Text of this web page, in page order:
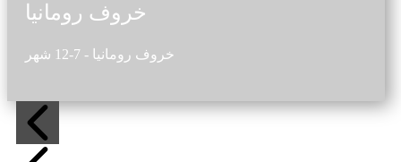
خروف رومانيا
خروف رومانيا - 7-12 شهر